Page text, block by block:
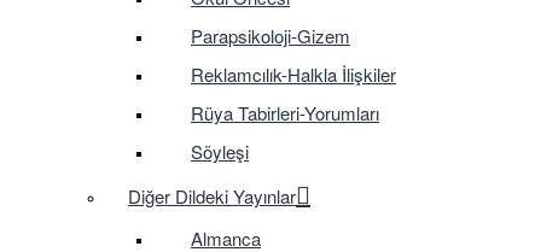
Parapsikoloji-Gizem
Reklamcılık-Halkla İlişkiler
Rüya Tabirleri-Yorumları
Söyleşi
Diğer Dildeki Yayınlar
Almanca